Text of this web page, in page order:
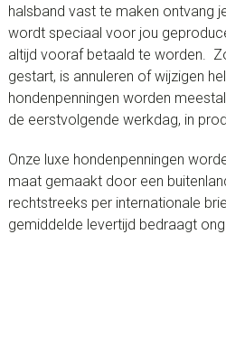
halsband vast te maken ontvang
wordt speciaal voor jou
altijd vooraf betaald te worden.
gestart, is annuleren of wijzigen
hondenpenningen worden
de eerstvolgende werkdag, in
Onze luxe hondenpenningen
maat gemaakt door een
rechtstreeks per internationale
gemiddelde levertijd bedraagt